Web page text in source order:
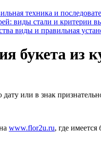
техника и
виды стали и критерии
виды и правильная
букета из
или в знак
www.flor2u.ru, где